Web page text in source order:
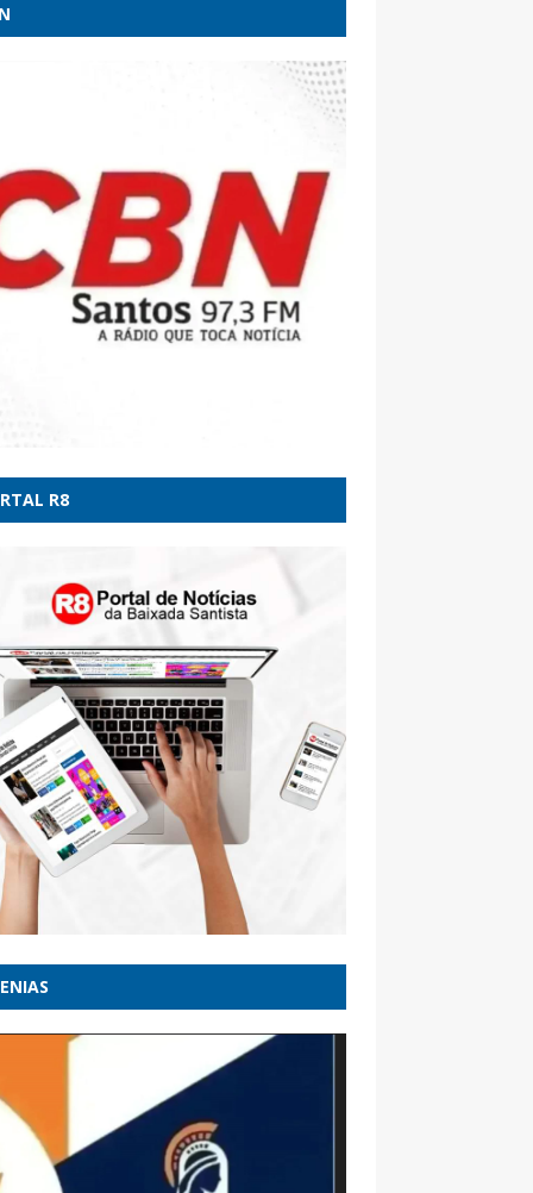
do Republicanos sobre candidatura
reanima entorno de Cleitinho - Rádio
argentino autoriza entrada da Marinha
para exercício militar em meio a tensões
- O GLOBO
de ciclone provoca tornado no RS; Inmet
alerta vermelho - UOL Notícias
R8